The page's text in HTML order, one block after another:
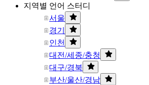
지역별 언어 스터디
서울
경기
인천
대전/세종/충청
대구/경북
부산/울산/경남